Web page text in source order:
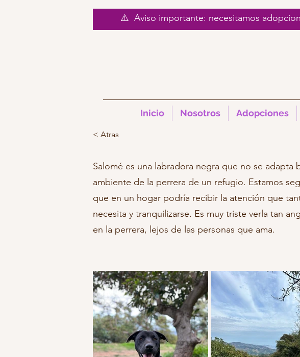
⚠️ Aviso importante: necesitamos
Inicio Nosotros Adopciones
Salomé es una labradora negra que no se adapta
ambiente de la perrera de un refugio. Estamos
que en un hogar podría recibir la atención que
necesita y tranquilizarse. Es muy triste verla tan
en la perrera, lejos de las personas que ama.
< Atras